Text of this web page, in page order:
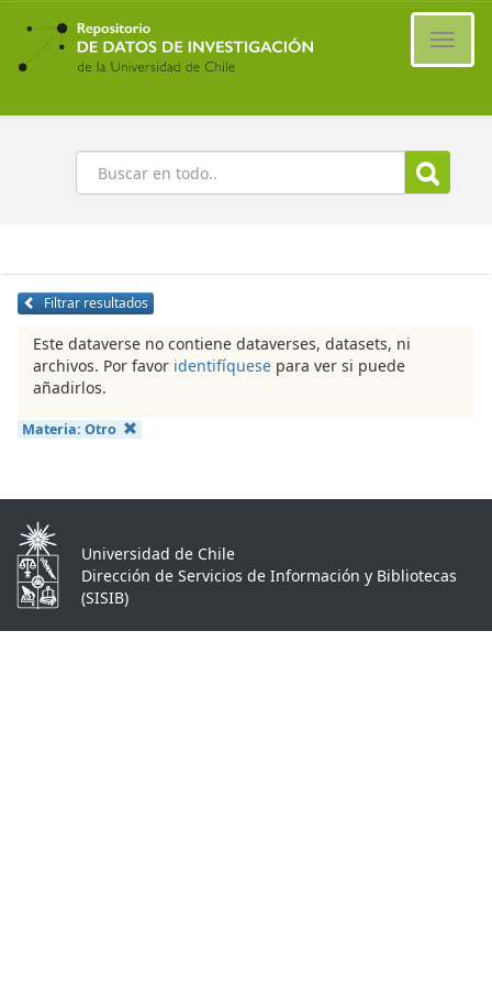
Ir
contenido
principal
Buscar
Filtrar resultados
Este dataverse no contiene dataverses, datasets, ni
archivos. Por favor identifíquese para ver si puede
añadirlos.
Materia: Otro
Universidad de Chile
Dirección de Servicios de Información y Bibliotecas
(SISIB)